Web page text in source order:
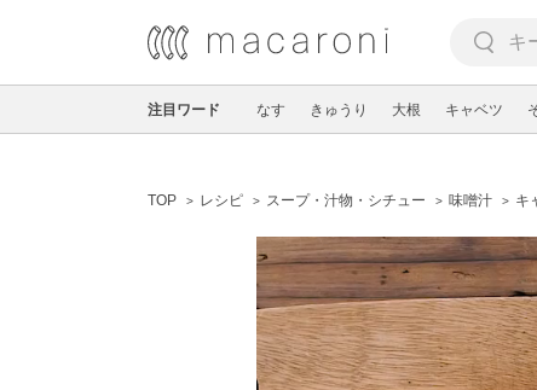
注目ワード なす きゅうり 大根 キャベツ
TOP レシピ スープ・汁物・シチュー 味噌汁 キ